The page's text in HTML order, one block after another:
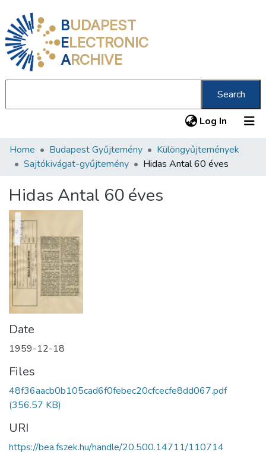
BUDAPEST
ELECTRONIC
ARCHIVE
Search
Log In (current)
Communities & Collections
Statistics
About us
Home Budapest Gyűjtemény
Különgyűjtemények
Sajtókivágat-gyűjtemény
Hidas Antal 60 éves
Hidas Antal 60 éves
Date
1959-12-18
Files
48f36aacb0b105cad6f0febec20cfcecfe8dd067.pdf
(356.57 KB)
URI
https://bea.fszek.hu/handle/20.500.14711/110714